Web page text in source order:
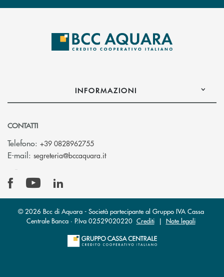
INFORMAZIONI
CONTATTI
Telefono: +39 0828962755
E-mail: segreteria@bccaquara.it(si apre l’app di posta elettronica)
© 2026 Bcc di Aquara - Società partecipante al Gruppo IVA Cassa
Centrale Banca · P.Iva 02529020220 Crediti| Note legali